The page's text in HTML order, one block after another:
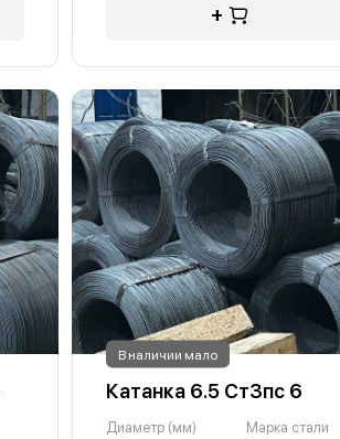
+
В наличии мало
Катанка 6.5 Ст3пс 6
Диаметр (мм)
Марка стали